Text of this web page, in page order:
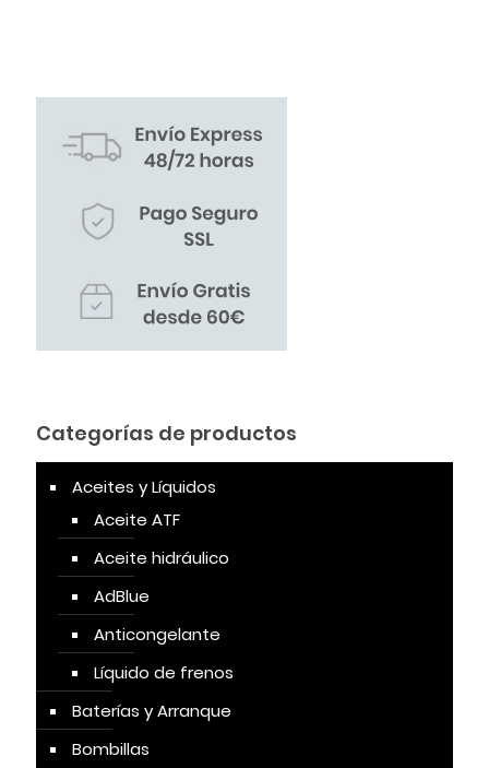
Categorías de productos
Aceites y Líquidos
Aceite ATF
Aceite hidráulico
AdBlue
Anticongelante
Líquido de frenos
Baterías y Arranque
Bombillas